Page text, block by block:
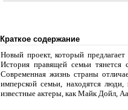
Краткое содержание
Новый проект, который
История правящей семьи тянется
Современная жизнь страны
имперской семьи, находятся
известные актеры, как Майк Дойл,